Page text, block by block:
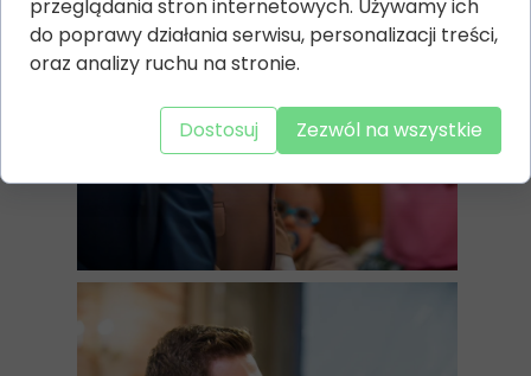
przeglądania stron internetowych. Używamy ich
do poprawy działania serwisu, personalizacji treści,
oraz analizy ruchu na stronie.
Dostosuj Zezwól na wszystkie